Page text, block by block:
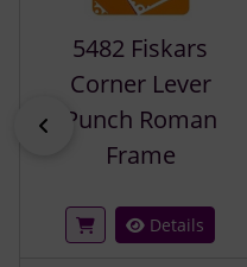
zurück
5482 Fiskars
Corner Lever
Punch Roman
Frame
Details